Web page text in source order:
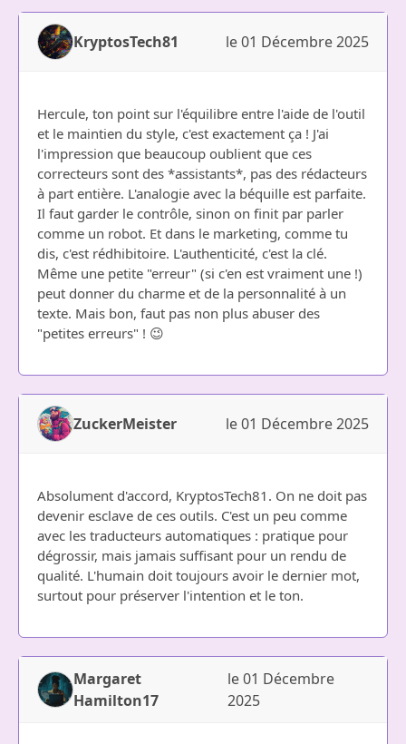
KryptosTech81 le 01 Décembre 2025
Hercule, ton point sur l'équilibre entre l'aide de l'outil
et le maintien du style, c'est exactement ça ! J'ai
l'impression que beaucoup oublient que ces
correcteurs sont des *assistants*, pas des rédacteurs
à part entière. L'analogie avec la béquille est parfaite.
Il faut garder le contrôle, sinon on finit par parler
comme un robot. Et dans le marketing, comme tu
dis, c'est rédhibitoire. L'authenticité, c'est la clé.
Même une petite "erreur" (si c'en est vraiment une !)
peut donner du charme et de la personnalité à un
texte. Mais bon, faut pas non plus abuser des
"petites erreurs" ! 😉
ZuckerMeister le 01 Décembre 2025
Absolument d'accord, KryptosTech81. On ne doit pas
devenir esclave de ces outils. C'est un peu comme
avec les traducteurs automatiques : pratique pour
dégrossir, mais jamais suffisant pour un rendu de
qualité. L'humain doit toujours avoir le dernier mot,
surtout pour préserver l'intention et le ton.
Margaret
Hamilton17
le 01 Décembre
2025